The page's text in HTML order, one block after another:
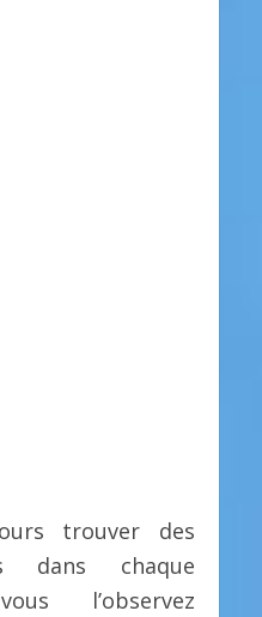
trouver des
dans chaque
l’observez